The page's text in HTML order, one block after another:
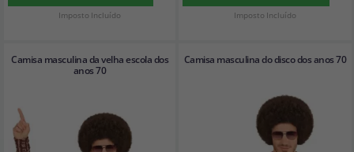
Imposto Incluído Imposto Incluído
Camisa masculina da velha escola dos
anos 70
Camisa masculina do disco dos anos 70